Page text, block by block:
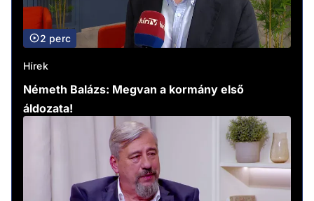
2 perc
Hírek
Németh Balázs: Megvan a kormány első
áldozata!